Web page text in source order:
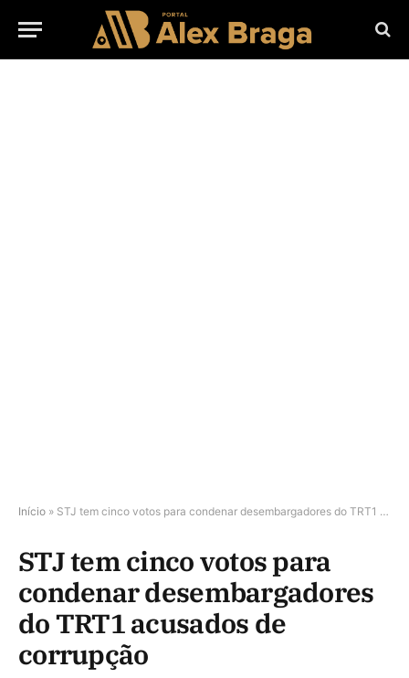
Início » STJ tem cinco votos para condenar desembargadores do TRT1 acusados de corrupção
STJ tem cinco votos para
condenar desembargadores
do TRT1 acusados de
corrupção